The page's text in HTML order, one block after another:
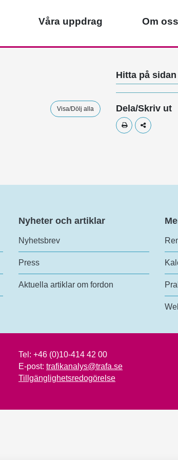
Våra uppdrag Om oss
Visa/Dölj alla
Hitta på sidan
Dela/Skriv ut
Skriv utDela
Nyheter och artiklar
Nyhetsbrev
Press
Aktuella artiklar om fordon
Tel: +46 (0)10-414 42 00
E-post: trafikanalys@trafa.se
Tillgänglighetsredogörelse